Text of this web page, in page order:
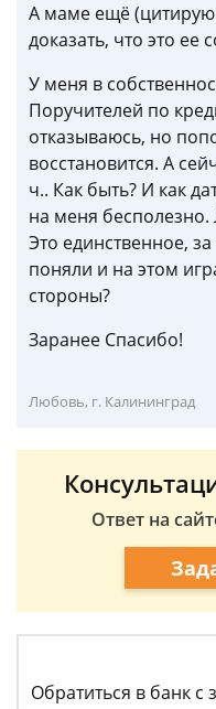
А маме ещё (цитирую
доказать, что это ее
У меня в
Поручителей по
отказываюсь, но
восстановится. А
ч.. Как быть? И как
на меня
Это единственное,
поняли и на этом
стороны?
Заранее Спасибо!
Любовь, г. Калининград
Ответ на
Обратиться в банк с